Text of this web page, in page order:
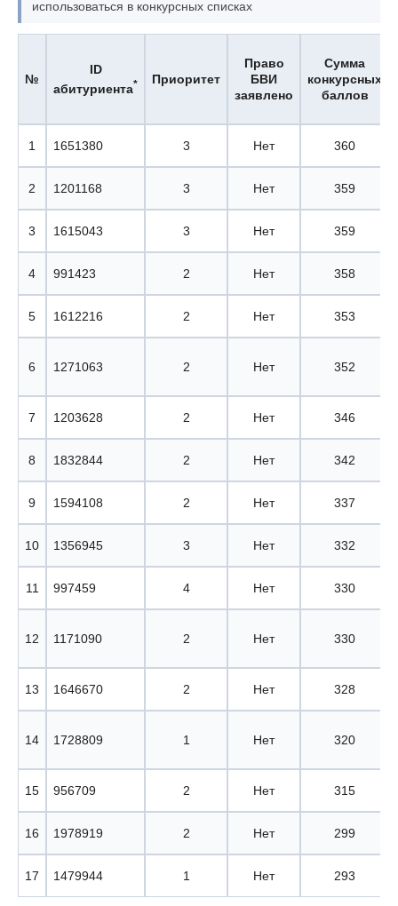
использоваться в конкурсных списках
№
ID
абитуриента* Приоритет
Право
БВИ
заявлено
Сумма
конкурсных
баллов
1 1651380 3 Нет 360
2 1201168 3 Нет 359
3 1615043 3 Нет 359
4 991423 2 Нет 358
5 1612216 2 Нет 353
6 1271063 2 Нет 352
7 1203628 2 Нет 346
8 1832844 2 Нет 342
9 1594108 2 Нет 337
10 1356945 3 Нет 332
11 997459 4 Нет 330
12 1171090 2 Нет 330
13 1646670 2 Нет 328
14 1728809 1 Нет 320
15 956709 2 Нет 315
16 1978919 2 Нет 299
17 1479944 1 Нет 293